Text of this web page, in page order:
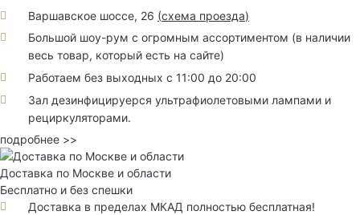
Варшавское шоссе, 26 (схема проезда)
Большой шоу-рум с огромным ассортиментом (в наличии
весь товар, который есть на сайте)
Работаем без выходных с 11:00 до 20:00
Зал дезинфицируерся ультрафиолетовыми лампами и
рециркуляторами.
подробнее >>
Доставка по Москве и области
Бесплатно и без спешки
Доставка в пределах МКАД полностью бесплатная!